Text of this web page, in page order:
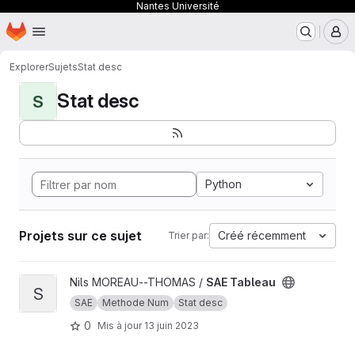
Nantes Université
Passer au contenu principal
Page d'accueil
ExplorerSujetsStat desc
S Stat desc
Python
Projets sur ce sujet Trier par: Créé récemment
Afficher le projet SAE Tableau
S
Nils MOREAU--THOMAS / SAE Tableau
SAE Methode Num Stat desc
0 Mis à jour 13 juin 2023